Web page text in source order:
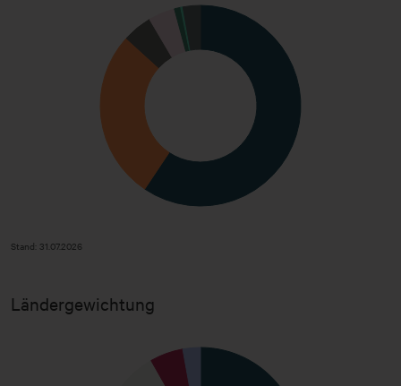
Stand: 31.07.2026
Ländergewichtung